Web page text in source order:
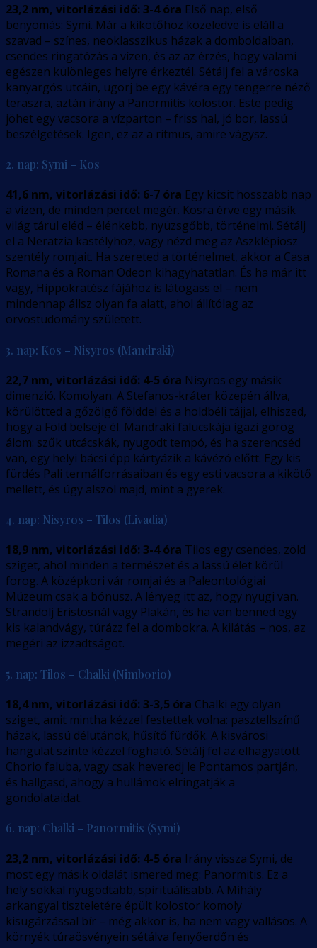
23,2 nm, vitorlázási idő: 3-4 óra Első nap, első
benyomás: Symi. Már a kikötőhöz közeledve is eláll a
szavad – színes, neoklasszikus házak a domboldalban,
csendes ringatózás a vízen, és az az érzés, hogy valami
egészen különleges helyre érkeztél. Sétálj fel a városka
kanyargós utcáin, ugorj be egy kávéra egy tengerre néző
teraszra, aztán irány a Panormitis kolostor. Este pedig
jöhet egy vacsora a vízparton – friss hal, jó bor, lassú
beszélgetések. Igen, ez az a ritmus, amire vágysz.
2. nap: Symi – Kos
41,6 nm, vitorlázási idő: 6-7 óra Egy kicsit hosszabb nap
a vízen, de minden percet megér. Kosra érve egy másik
világ tárul eléd – élénkebb, nyüzsgőbb, történelmi. Sétálj
el a Neratzia kastélyhoz, vagy nézd meg az Aszklépiosz
szentély romjait. Ha szereted a történelmet, akkor a Casa
Romana és a Roman Odeon kihagyhatatlan. És ha már itt
vagy, Hippokratész fájához is látogass el – nem
mindennap állsz olyan fa alatt, ahol állítólag az
orvostudomány született.
3. nap: Kos – Nisyros (Mandraki)
22,7 nm, vitorlázási idő: 4-5 óra Nisyros egy másik
dimenzió. Komolyan. A Stefanos-kráter közepén állva,
körülötted a gőzölgő földdel és a holdbéli tájjal, elhiszed,
hogy a Föld belseje él. Mandraki falucskája igazi görög
álom: szűk utcácskák, nyugodt tempó, és ha szerencséd
van, egy helyi bácsi épp kártyázik a kávézó előtt. Egy kis
fürdés Pali termálforrásaiban és egy esti vacsora a kikötő
mellett, és úgy alszol majd, mint a gyerek.
4. nap: Nisyros – Tilos (Livadia)
18,9 nm, vitorlázási idő: 3-4 óra Tilos egy csendes, zöld
sziget, ahol minden a természet és a lassú élet körül
forog. A középkori vár romjai és a Paleontológiai
Múzeum csak a bónusz. A lényeg itt az, hogy nyugi van.
Strandolj Eristosnál vagy Plakán, és ha van benned egy
kis kalandvágy, túrázz fel a dombokra. A kilátás – nos, az
megéri az izzadtságot.
5. nap: Tilos – Chalki (Nimborio)
18,4 nm, vitorlázási idő: 3-3,5 óra Chalki egy olyan
sziget, amit mintha kézzel festettek volna: pasztellszínű
házak, lassú délutánok, hűsítő fürdők. A kisvárosi
hangulat szinte kézzel fogható. Sétálj fel az elhagyatott
Chorio faluba, vagy csak heveredj le Pontamos partján,
és hallgasd, ahogy a hullámok elringatják a
gondolataidat.
6. nap: Chalki – Panormitis (Symi)
23,2 nm, vitorlázási idő: 4-5 óra Irány vissza Symi, de
most egy másik oldalát ismered meg: Panormitis. Ez a
hely sokkal nyugodtabb, spirituálisabb. A Mihály
arkangyal tiszteletére épült kolostor komoly
kisugárzással bír – még akkor is, ha nem vagy vallásos. A
környék túraösvényein sétálva fenyőerdőn és